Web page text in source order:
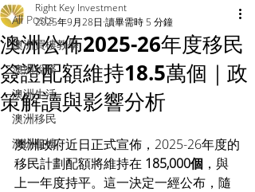
All Posts
澳洲買樓教學
澳洲稅務
澳洲生活
澳洲移民
澳洲租樓
澳洲公佈2025-26年度移民
簽證配額維持18.5萬個｜政
策解讀與影響分析
Right Key Investment
2025年9月28日 讀畢需時 5 分鐘
澳洲政府近日正式宣佈，2025-26年度的
移民計劃配額將維持在 185,000個 ，與
上一年度持平。這一決定一經公布，隨